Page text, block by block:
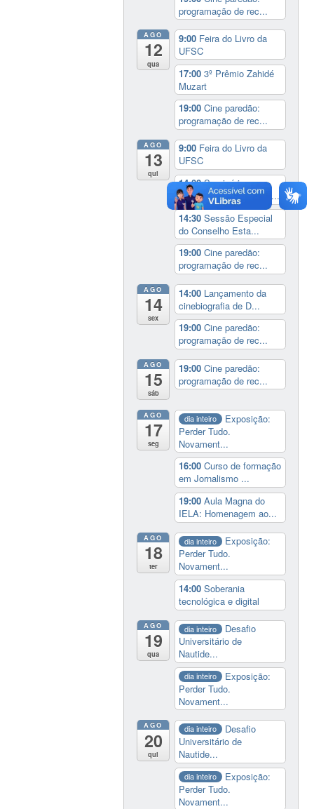
programação de rec...
AGO
12
qua
9:00 Feira do Livro da
UFSC
17:003º Prêmio Zahidé
Muzart
19:00Cine paredão:
programação de rec...
AGO
13
qui
9:00 Feira do Livro da
UFSC
14:00Seminário
Internacional ‘Ninguém...
14:30Sessão Especial
do Conselho Esta...
19:00Cine paredão:
programação de rec...
AGO
14
sex
14:00 Lançamento da
cinebiografia de D...
19:00Cine paredão:
programação de rec...
AGO
15
sáb
19:00Cine paredão:
programação de rec...
AGO
17
seg
dia inteiro
Exposição:
Perder Tudo.
Novament...
16:00Curso de formação
em Jornalismo ...
19:00Aula Magna do
IELA: Homenagem ao...
AGO
18
ter
dia inteiro
Exposição:
Perder Tudo.
Novament...
14:00Soberania
tecnológica e digital
AGO
19
qua
dia inteiro
Desafio
Universitário de
Nautide...
dia inteiro
Exposição:
Perder Tudo.
Novament...
AGO
20
qui
dia inteiro
Desafio
Universitário de
Nautide...
dia inteiro
Exposição:
Perder Tudo.
Novament...